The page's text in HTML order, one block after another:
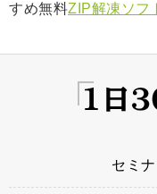
すめ無料ZIP解凍ソフ
セミ